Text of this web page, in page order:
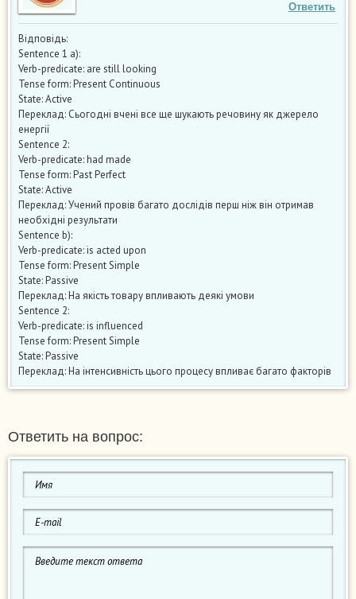
Ответить
Відповідь:
Sentence 1 а):
Verb-predicate: are still looking
Tense form: Present Continuous
State: Active
Переклад: Сьогодні вчені все ще шукають речовину як джерело
енергії
Sentence 2:
Verb-predicate: had made
Tense form: Past Perfect
State: Active
Переклад: Учений провів багато дослідів перш ніж він отримав
необхідні результати
Sentence b):
Verb-predicate: is acted upon
Tense form: Present Simple
State: Passive
Переклад: На якість товару впливають деякі умови
Sentence 2:
Verb-predicate: is influenced
Tense form: Present Simple
State: Passive
Переклад: На інтенсивність цього процесу впливає багато факторів
Ответить на вопрос: